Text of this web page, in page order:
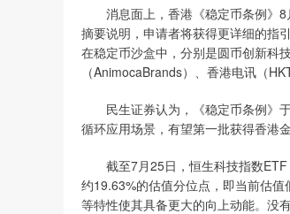
消息面上，香港《稳定币条例》8
摘要说明，申请者将获得更详细的指
在稳定币沙盒中，分别是圆币创新科
（AnimocaBrands）、香港电讯（
民生证券认为，《稳定币条例》于
循环应用场景，有望第一批获得香港
截至7月25日，恒生科技指数ETF
约19.63%的估值分位点，即当前估
等特性使其具备更大的向上动能。没